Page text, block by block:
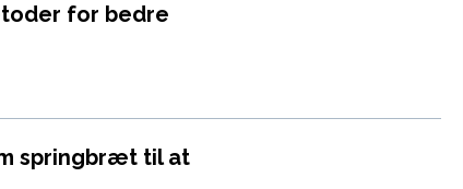
for bedre
springbræt til at